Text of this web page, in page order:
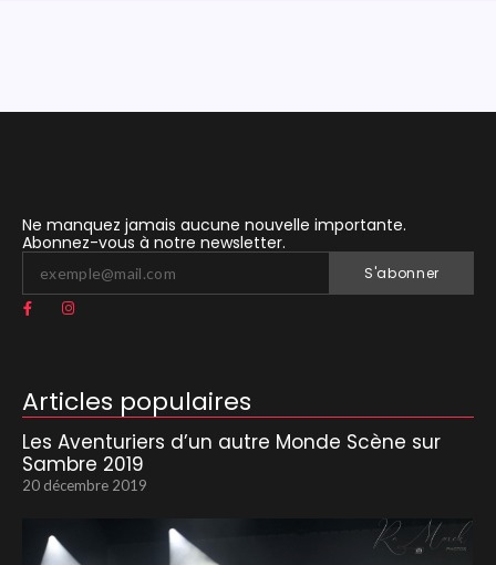
Ne manquez jamais aucune nouvelle importante.
Abonnez-vous à notre newsletter.
S'abonner
Articles populaires
Les Aventuriers d’un autre Monde Scène sur
Sambre 2019
20 décembre 2019